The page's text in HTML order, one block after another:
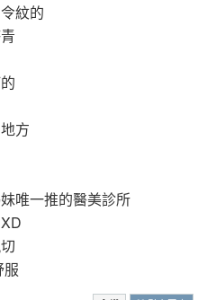
紋的
方
唯一推的醫美診所
服